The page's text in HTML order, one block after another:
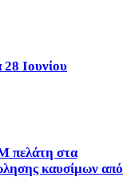
Ιουνίου
πελάτη στα
καυσίμων από